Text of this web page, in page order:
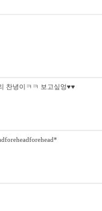
찬녕이ㅋㅋ 보고싶엉♥♥